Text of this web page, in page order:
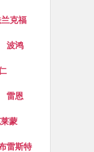
克福
波鸿
雷恩
蒙
雷斯特